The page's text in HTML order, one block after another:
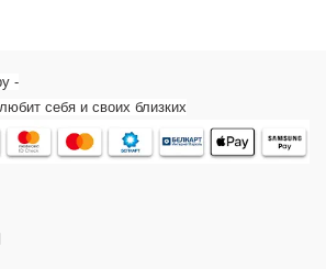
-
себя и своих близких